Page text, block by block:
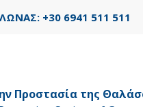
+30 6941 511 511
Προστασία της